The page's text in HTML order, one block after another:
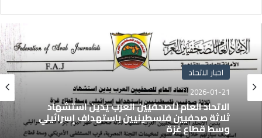
اخبار الاتحاد
2026-01-21
الاتحاد العام للصحفيين العرب يدين استشهاد
ثلاثة صحفيين فلسطينيين باستهداف إسرائيلي
وسط قطاع غزة